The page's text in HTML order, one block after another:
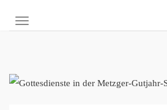
NAVIGATION UMSCHALTEN